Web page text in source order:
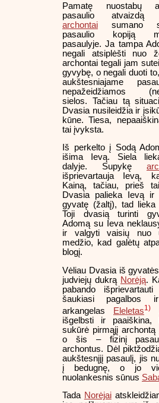
Pamatę nuostabų
pasaulio atvaizdą
archontai sumano
pasaulio kopiją
pasaulyje. Ja tampa
negali atsiplėšti nuo
archontai tegali jam
gyvybę, o negali duoti
aukštesniajame
nepažeidžiamos
sielos. Tačiau tą
Dvasia nusileidžia ir
kūne. Tiesa,
tai įvyksta.
Iš perkelto į Sodą
išima Ievą. Siela
dalyje. Supykę
išprievartauja Ievą,
Kainą, tačiau, prieš
Dvasia palieka Ievą ir
gyvatę (žaltį), tad lieka
Toji dvasią turinti
Adomą su Ieva
ir valgyti vaisių nuo
medžio, kad galėtų
blogį.
Vėliau Dvasia iš
judviejų dukrą Norėją.
pabando
šaukiasi pagalbos
arkangelas
Eleletas1)
išgelbsti ir paaiškina,
sukūrė pirmąjį archontą
o šis – fizinį
archontus. Dėl
aukštesnįjį pasaulį, jis
į bedugnę, o jo
nuolankesnis sūnus
Tada Norėjai